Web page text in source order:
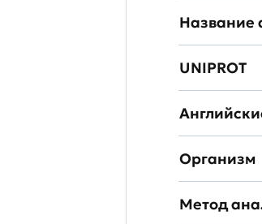
Название
UNIPROT
Организм
Метод